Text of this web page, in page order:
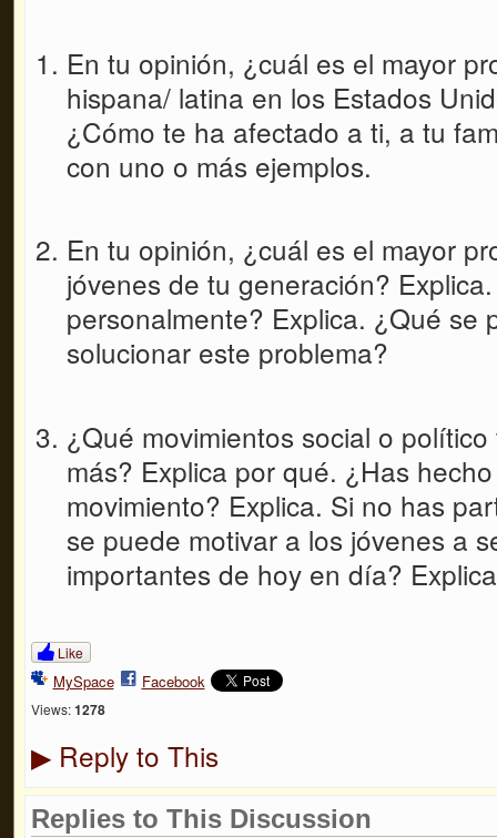
En tu opinión, ¿cuál es el mayor
hispana/ latina en los Estados
¿Cómo te ha afectado a ti, a tu
con uno o más ejemplos.
En tu opinión, ¿cuál es el mayor
jóvenes de tu generación?
personalmente? Explica. ¿Qué se
solucionar este problema?
¿Qué movimientos social o
más? Explica por qué. ¿Has
movimiento? Explica. Si no has
se puede motivar a los jóvenes a
importantes de hoy en día?
Like
MySpace Facebook
Views: 1278
▶Reply to This
Replies to This Discussion